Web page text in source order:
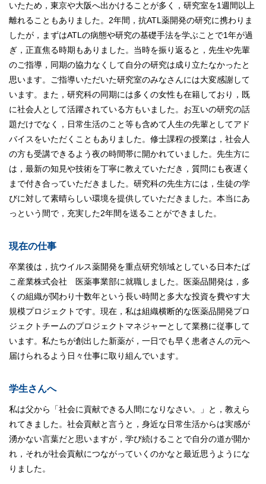
いたため，東京や大阪へ出かけることが多く，研究室を1週間以上
離れることもありました。2年間，抗ATL薬開発の研究に携わりま
したが，まずはATLの病態や研究の基礎手法を学ぶことで1年が過
ぎ，正直焦る時期もありました。当時を振り返ると，先生や先輩
のご指導，同期の協力なくして自分の研究は成り立たなかったと
思います。ご指導いただいた研究室のみなさんには大変感謝して
います。また，研究科の同期には多くの女性も在籍しており，既
に社会人として活躍されている方もいました。お互いの研究の話
題だけでなく，日常生活のこと等も含めて人生の先輩としてアド
バイスをいただくこともありました。修士課程の授業は，社会人
の方も受講できるよう夜の時間帯に開かれていました。先生方に
は，最新の知見や技術を丁寧に教えていただき，質問にも夜遅く
まで付き合っていただきました。研究科の先生方には，生徒の学
びに対して素晴らしい環境を提供していただきました。本当にあ
っという間で，充実した2年間を送ることができました。
現在の仕事
卒業後は，抗ウイルス薬開発を重点研究領域としている日本たば
こ産業株式会社 医薬事業部に就職しました。医薬品開発は，多
くの組織が関わり十数年という長い時間と多大な投資を費やす大
規模プロジェクトです。現在，私は組織横断的な医薬品開発プロ
ジェクトチームのプロジェクトマネジャーとして業務に従事して
います。私たちが創出した新薬が，一日でも早く患者さんの元へ
届けられるよう日々仕事に取り組んでいます。
学生さんへ
私は父から「社会に貢献できる人間になりなさい。」と，教えら
れてきました。社会貢献と言うと，身近な日常生活からは実感が
湧かない言葉だと思いますが，学び続けることで自分の道が開か
れ，それが社会貢献につながっていくのかなと最近思うようにな
りました。